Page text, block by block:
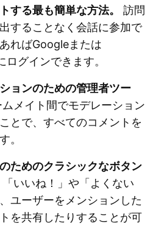
する最も簡単な方法。
訪問
することなく会話に参加で
ればGoogleまたは
グインできます。
ョンのための管理者ツー
メイト間でモデレーション
とで、すべてのコメントを
。
ためのクラシックなボタン
「いいね！」や「よくない
ユーザーをメンションした
を共有したりすることが可